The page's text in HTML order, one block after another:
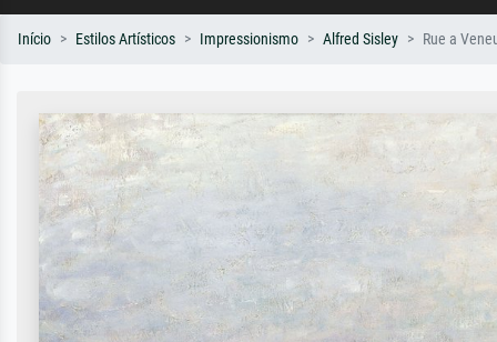
Início Estilos Artísticos Impressionismo Alfred Sisley Rue a